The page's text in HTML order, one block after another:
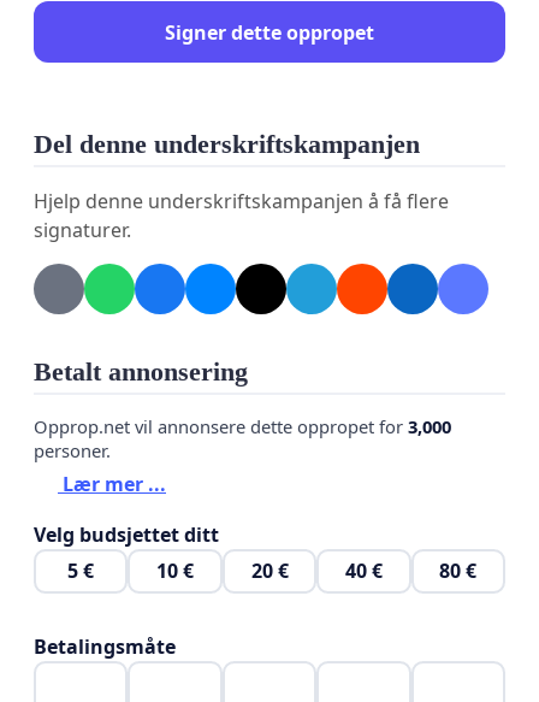
Signer dette oppropet
Del denne underskriftskampanjen
Hjelp denne underskriftskampanjen å få flere
signaturer.
Betalt annonsering
Opprop.net vil annonsere dette oppropet for 3,000
personer.
Lær mer ...
Velg budsjettet ditt
5 €
10 € 20 € 40 € 80 €
Betalingsmåte